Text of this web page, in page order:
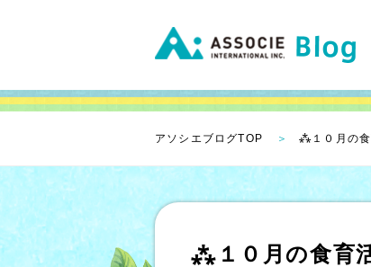
アソシエブログTOP ⁂１０月の食
⁂１０月の食育